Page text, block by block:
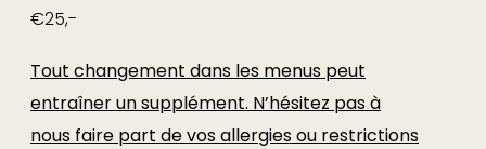
€25,-
Tout changement dans les menus peut
entraîner un supplément. N’hésitez pas à
nous faire part de vos allergies ou restrictions
~ Biscuit Breton au Poivre Timut, Fraises et
Rhubarbe
Glace à la Noisette Torréfiées